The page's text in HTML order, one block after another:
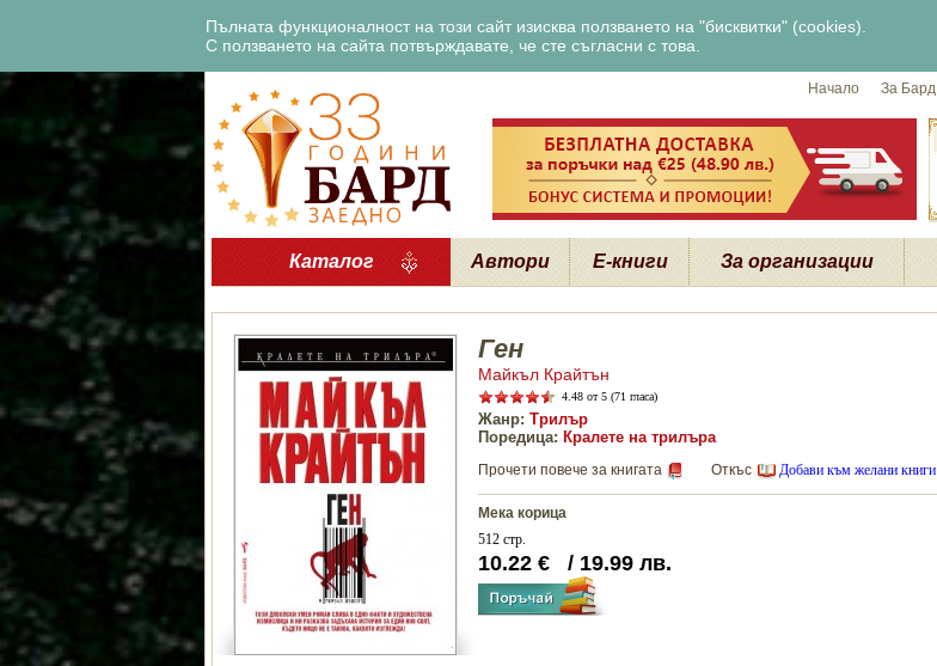
Пълната функционалност на този сайт изисква ползването на "бисквитки" (cookies).
С ползването на сайта потвърждавате, че сте съгласни с това.
Начало За Бард
Каталог Автори Е-книги За организации
Ген
Майкъл Крайтън
4.48 от 5 (71 гласа)
Жанр: Трилър
Поредица: Кралете на трилъра
Прочети повече за книгата Откъс Добави към желани книги
Мека корица
512 стр.
10.22 € / 19.99 лв.